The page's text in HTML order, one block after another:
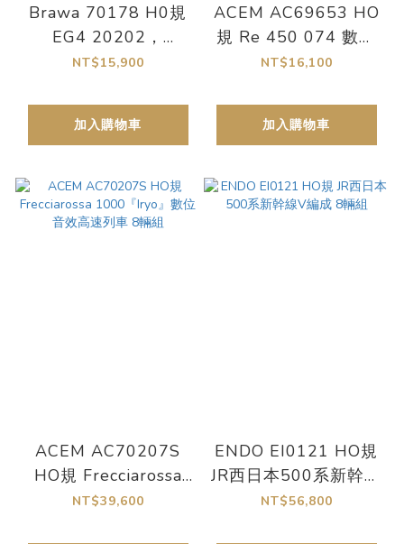
Brawa 70178 H0規
EG4 20202，
K.Bay.Sts.B.，Ep. I，
NT$15,900
加入購物車
ACEM AC69653 HO
規 Re 450 074 數位
音效電力機車 Era V
NT$16,100
加入購物車
ACEM AC70207S
HO規 Frecciarossa
1000『Iryo』數位音
NT$39,600
ENDO EI0121 HO規
JR西日本500系新幹線
V編成 8輛組
NT$56,800